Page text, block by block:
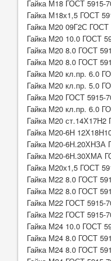
Гайка М18 ГОСТ 5915-
Гайка М18х1,5 ГОСТ
Гайка М20 09Г2С
Гайка М20 10.0 ГОСТ
Гайка М20 8.0 ГОСТ
Гайка М20 8.0 ГОСТ
Гайка М20 кл.пр. 6.0
Гайка М20 кл.пр. 5.0
Гайка М20 ГОСТ 5915-
Гайка М20 кл.пр. 6.0
Гайка М20 ст.14Х17Н2
Гайка М20-6Н
Гайка М20-6Н.20ХНЗА
Гайка М20-6Н.30ХМА
Гайка М20х1,5 ГОСТ
Гайка М22 8.0 ГОСТ
Гайка М22 8.0 ГОСТ
Гайка М22 ГОСТ 5915-
Гайка М22 ГОСТ 5915-
Гайка М24 10.0 ГОСТ
Гайка М24 8.0 ГОСТ
Гайка М24 8.0 ГОСТ